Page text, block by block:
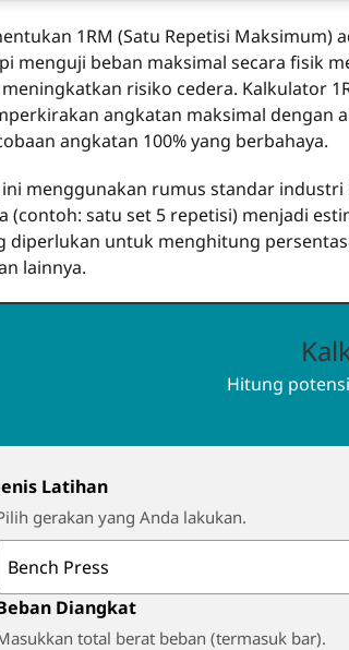
1RM (Satu Repetisi Maksimum)
menguji beban maksimal secara fisik
risiko cedera. Kalkulator
angkatan maksimal dengan
angkatan 100% yang berbahaya.
menggunakan rumus standar
(contoh: satu set 5 repetisi) menjadi
diperlukan untuk menghitung
lainnya.
Hitung
Latihan
gerakan yang Anda lakukan.
Diangkat
total berat beban (termasuk bar).